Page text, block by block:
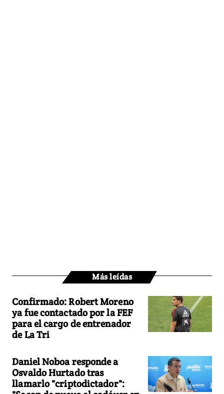
Más leídas
Confirmado: Robert Moreno
ya fue contactado por la FEF
para el cargo de entrenador
de La Tri
Daniel Noboa responde a
Osvaldo Hurtado tras
llamarlo "criptodictador":